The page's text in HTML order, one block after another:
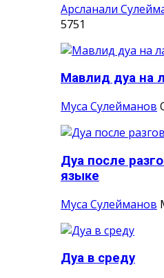
Арсланали
5751
Мавлид дуа на
Муса Сулейманов
Дуа после
языке
Муса Сулейманов
Дуа в среду